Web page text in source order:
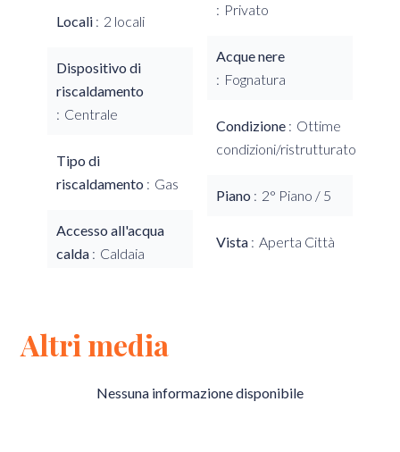
Locali 2 locali
Dispositivo di
riscaldamento
Centrale
Tipo di
riscaldamento
Gas
Accesso all'acqua
calda
Caldaia
Privato
Acque nere
Fognatura
Condizione
Ottime
condizioni/ristrutturato
Piano 2° Piano / 5
Vista Aperta Città
Altri media
Nessuna informazione disponibile